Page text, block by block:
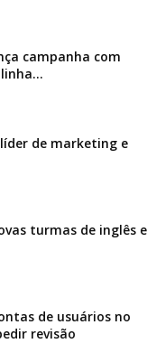
campanha com
de marketing e
turmas de inglês e
de usuários no
revisão